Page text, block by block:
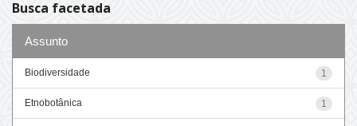
Busca facetada
Assunto
1
Biodiversidade
1
Etnobotânica